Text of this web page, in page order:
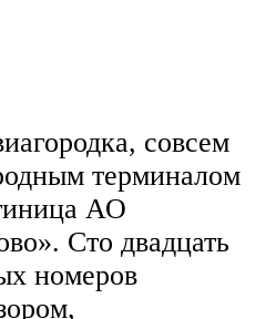
совсем
терминалом
АО
Сто двадцать
номеров